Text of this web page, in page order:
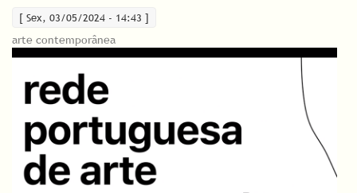
[ Sex, 03/05/2024 - 14:43 ]
arte contemporânea